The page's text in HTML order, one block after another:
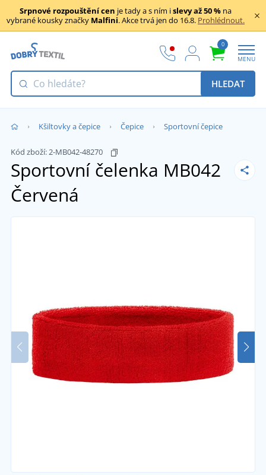
Srpnové rozpouštění cen je tady a s ním islevy až 50 % na
vybrané kousky značky Malfini. Akce trvá jen do 16.8. Prohlédnout.
0
MENU
HLEDAT
Kšiltovky a čepice Čepice Sportovní čepice
Kód zboží:2-MB042-48270
Sportovní čelenka MB042
Červená